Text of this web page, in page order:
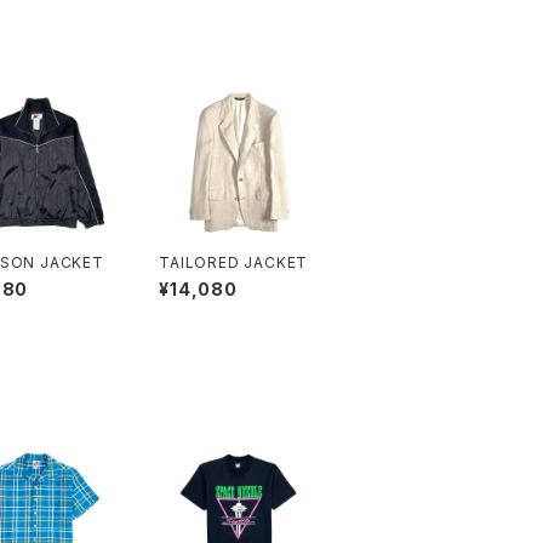
JACKET TAILORED JACKET
¥14,080